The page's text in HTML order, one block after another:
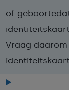
of
Vraag daarom